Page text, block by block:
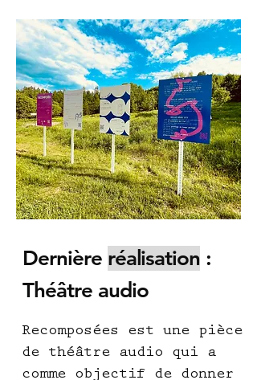
Dernière réalisation :
Théâtre audio
Recomposées est une pièce
de théâtre audio qui a
comme objectif de donner